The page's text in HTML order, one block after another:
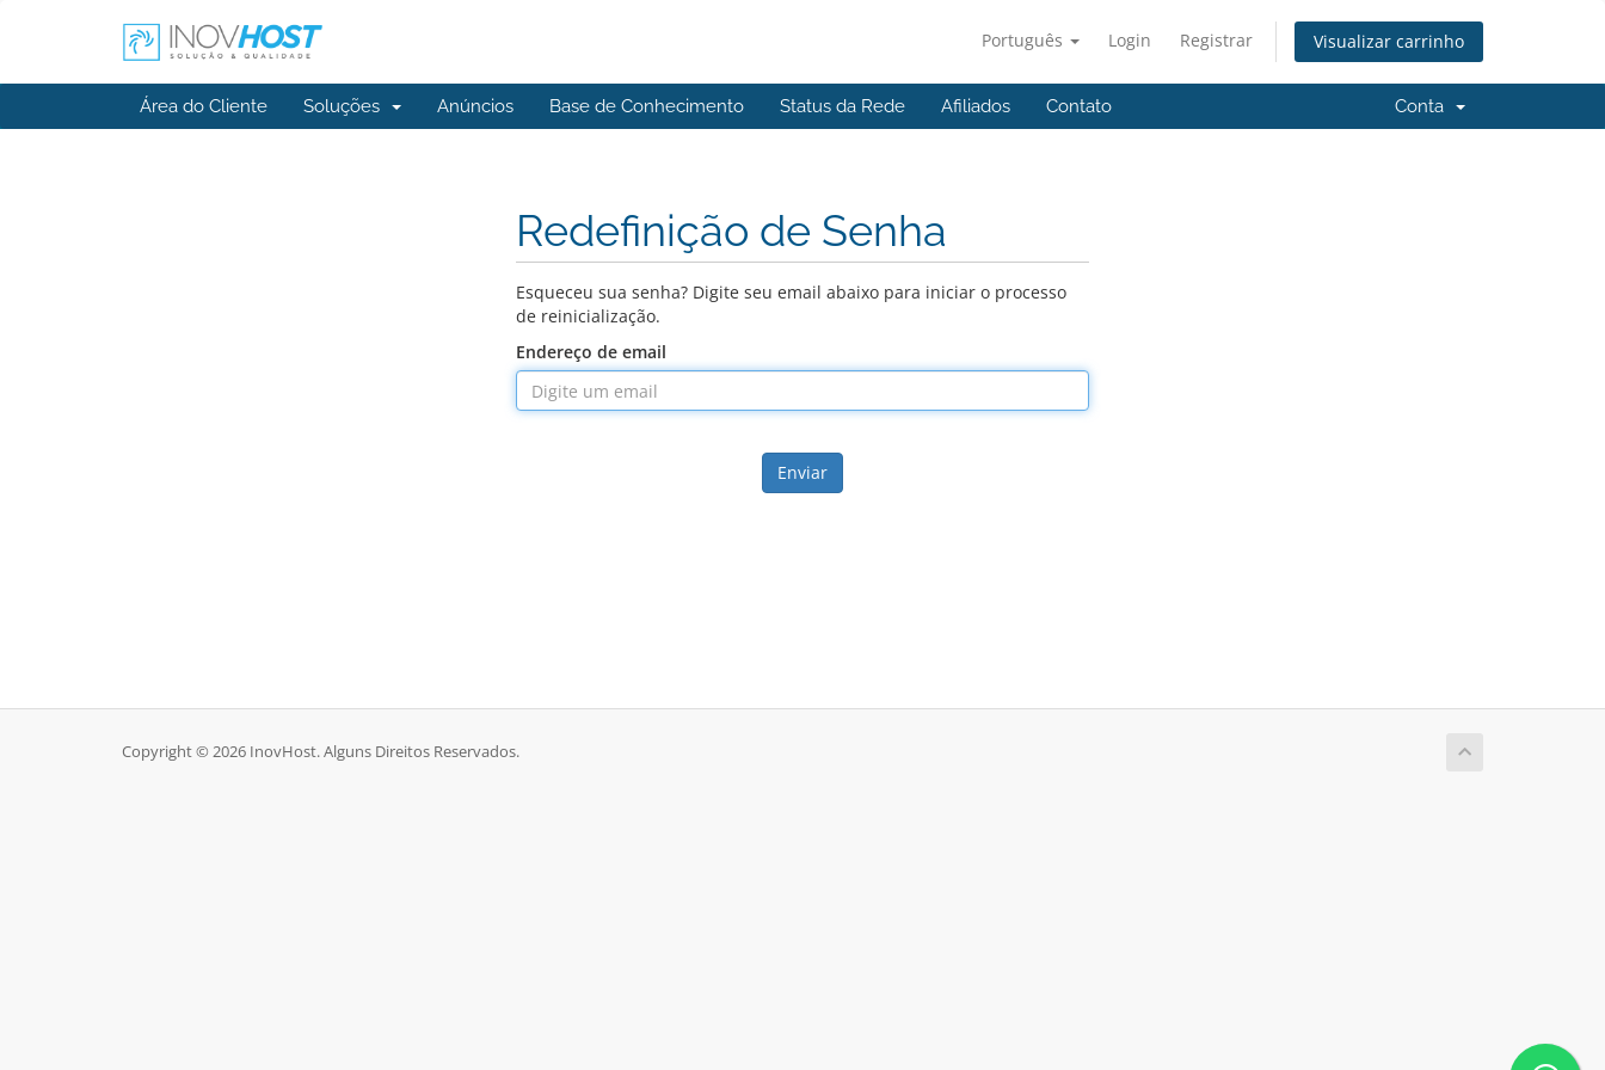
Português Login Registrar Visualizar carrinho
Área do Cliente Soluções Anúncios Base de Conhecimento Status da Rede Afiliados Contato Conta
Redefinição de Senha
Esqueceu sua senha? Digite seu email abaixo para iniciar o processo
de reinicialização.
Endereço de email
Enviar
Copyright © 2026 InovHost. Alguns Direitos Reservados.